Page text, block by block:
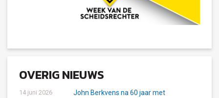
OVERIG NIEUWS
14 juni 2026
John Berkvens na 60 jaar met